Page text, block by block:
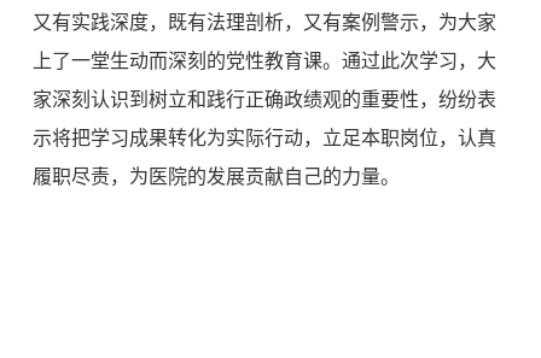
又有实践深度，既有法理剖析，又有案例警示，为大家
上了一堂生动而深刻的党性教育课。通过此次学习，大
家深刻认识到树立和践行正确政绩观的重要性，纷纷表
示将把学习成果转化为实际行动，立足本职岗位，认真
履职尽责，为医院的发展贡献自己的力量。